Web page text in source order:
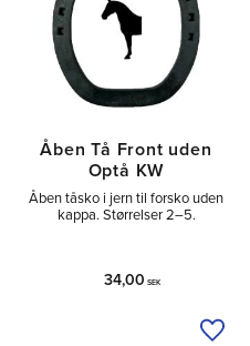
Åben Tå Front uden
Optå KW
Åben tåsko i jern til forsko uden
kappa. Størrelser 2–5.
34,00 SEK